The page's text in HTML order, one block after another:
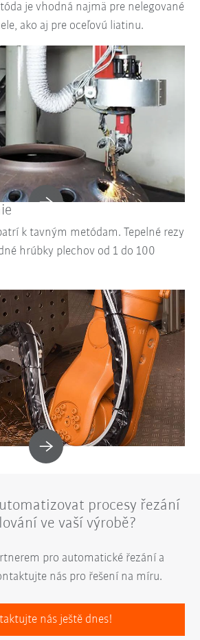
je vhodná najmä pre nelegované
ako aj pre oceľovú liatinu.
k tavným metódam. Tepelné rezy
hrúbky plechov od 1 do 100
procesy řezání
ve vaší výrobě?
pro automatické řezání a
nás pro řešení na míru.
nás ještě dnes!